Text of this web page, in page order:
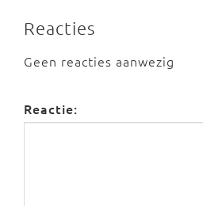
Reacties
Geen reacties aanwezig
Reactie: